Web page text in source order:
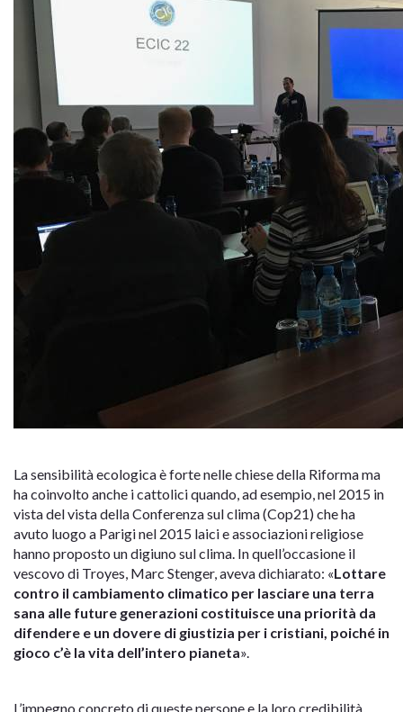
La sensibilità ecologica è forte nelle chiese della Riforma ma
ha coinvolto anche i cattolici quando, ad esempio, nel 2015 in
vista del vista della Conferenza sul clima (Cop21) che ha
avuto luogo a Parigi nel 2015 laici e associazioni religiose
hanno proposto un digiuno sul clima. In quell’occasione il
vescovo di Troyes, Marc Stenger, aveva dichiarato: «Lottare
contro il cambiamento climatico per lasciare una terra
sana alle future generazioni costituisce una priorità da
difendere e un dovere di giustizia per i cristiani, poiché in
gioco c’è la vita dell’intero pianeta».
L’impegno concreto di queste persone e la loro credibilità,